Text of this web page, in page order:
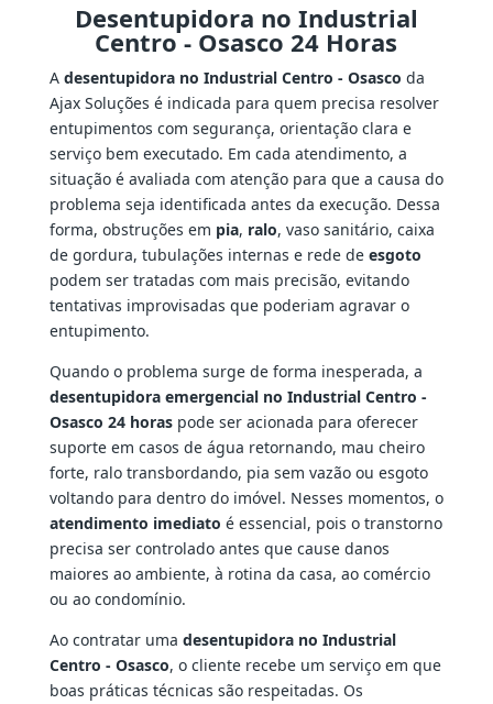
Desentupidora no Industrial
Centro - Osasco 24 Horas
A desentupidora no Industrial Centro - Osasco da
Ajax Soluções é indicada para quem precisa resolver
entupimentos com segurança, orientação clara e
serviço bem executado. Em cada atendimento, a
situação é avaliada com atenção para que a causa do
problema seja identificada antes da execução. Dessa
forma, obstruções em pia, ralo, vaso sanitário, caixa
de gordura, tubulações internas e rede de esgoto
podem ser tratadas com mais precisão, evitando
tentativas improvisadas que poderiam agravar o
entupimento.
Quando o problema surge de forma inesperada, a
desentupidora emergencial no Industrial Centro -
Osasco 24 horaspode ser acionada para oferecer
suporte em casos de água retornando, mau cheiro
forte, ralo transbordando, pia sem vazão ou esgoto
voltando para dentro do imóvel. Nesses momentos, o
atendimento imediato é essencial, pois o transtorno
precisa ser controlado antes que cause danos
maiores ao ambiente, à rotina da casa, ao comércio
ou ao condomínio.
Ao contratar uma desentupidora no Industrial
Centro - Osasco, o cliente recebe um serviço em que
boas práticas técnicas são respeitadas. Os